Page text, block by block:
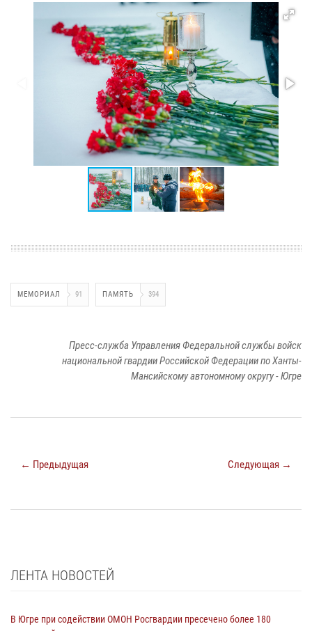
МЕМОРИАЛ 91 ПАМЯТЬ 394
Пресс-служба Управления Федеральной службы войск
национальной гвардии Российской Федерации по Ханты-
Мансийскому автономному округу - Югре
← Предыдущая Следующая →
ЛЕНТА НОВОСТЕЙ
В Югре при содействии ОМОН Росгвардии пресечено более 180